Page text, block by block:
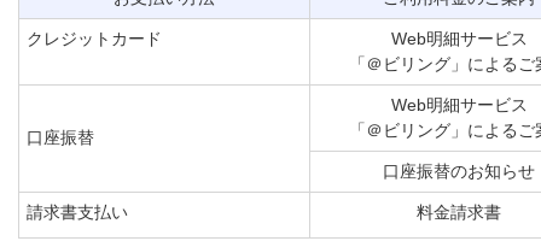
クレジットカード
Web明細サービス
「＠ビリング」によるご
口座振替
Web明細サービス
「＠ビリング」によるご
口座振替のお知らせ
請求書支払い 料金請求書